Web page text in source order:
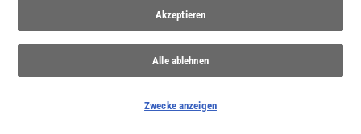
WEITERE NEUERSCHEINUNGEN SPEKTRUM SHOP
Akzeptieren
Alle ablehnen
Zwecke anzeigen